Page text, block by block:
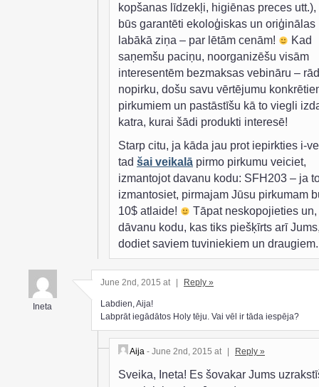
kopšanas līdzekļi, higiēnas preces utt.),
būs garantēti ekoloģiskas un oriģinālas
labākā ziņa – par lētām cenām!
Kad
saņemšu paciņu, noorganizēšu visām
interesentēm bezmaksas vebināru –
nopirku, došu savu vērtējumu
pirkumiem un pastāstīšu kā to viegli
katra, kurai šādi produkti interesē!
Starp citu, ja kāda jau prot iepirkties i-
tad šai veikalā pirmo pirkumu veiciet,
izmantojot davanu kodu: SFH203 – ja
izmantosiet, pirmajam Jūsu pirkumam
10$ atlaide!
Tāpat neskopojieties un,
dāvanu kodu, kas tiks piešķīrts arī
dodiet saviem tuviniekiem un draugiem.
Ineta
June 2nd, 2015 at Reply »
Labdien, Aija!
Labprāt iegādātos Holy tēju. Vai vēl ir tāda iespēja?
Aija - June 2nd, 2015 at | Reply »
Sveika, Ineta! Es šovakar Jums